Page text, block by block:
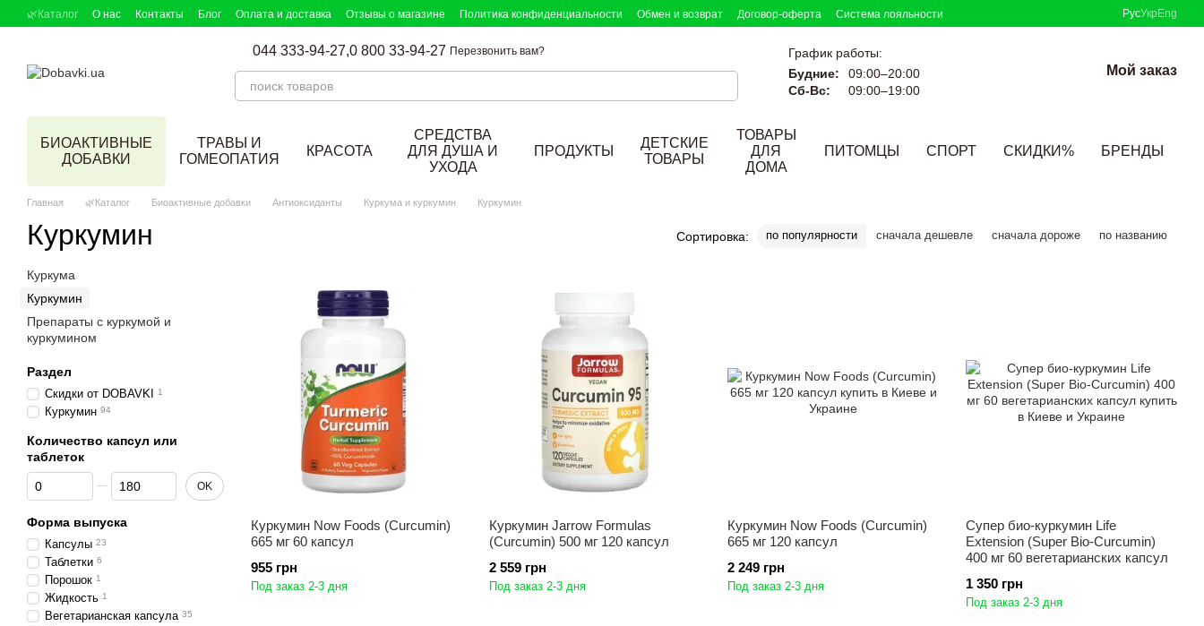
Перейти к основному контенту
🌿Каталог О нас Контакты Блог Оплата и доставка Отзывы о магазине Политика конфиденциальности Обмен и возврат Договор-оферта
Система лояльности
РусУкр Eng
044 333-94-27,0 800 33-94-27 Перезвонить вам?
График работы:
Будние:
09:00–20:00
Сб-Вс:
09:00–19:00
Мой заказ
БИОАКТИВНЫЕ
ДОБАВКИ
ТРАВЫ И
ГОМЕОПАТИЯ
КРАСОТА
СРЕДСТВА
ДЛЯ ДУША И
УХОДА
ПРОДУКТЫ
ДЕТСКИЕ
ТОВАРЫ
ТОВАРЫ
ДЛЯ
ДОМА
ПИТОМЦЫ СПОРТ СКИДКИ% БРЕНДЫ
Главная 🌿Каталог Биоактивные добавки Антиоксиданты Куркума и куркумин Куркумин
Куркумин Сортировка: по популярности сначала дешевле сначала дороже по названию
Куркумин Now Foods (Curcumin)
665 мг 60 капсул
955 грн
Под заказ 2-3 дня
Куркумин Jarrow Formulas
(Curcumin) 500 мг 120 капсул
2 559 грн
Под заказ 2-3 дня
Куркумин Now Foods (Curcumin)
665 мг 120 капсул
2 249 грн
Под заказ 2-3 дня
Супер био-куркумин Life
Extension (Super Bio-Curcumin)
400 мг 60 вегетарианских капсул
1 350 грн
Под заказ 2-3 дня
Куркума
Куркумин
Препараты с куркумой и
куркумином
Раздел
Скидки от DOBAVKI 1
Куркумин 94
Количество капсул или
таблеток
От Количество капсул или таблеток
До Количество капсул или таблеток
OK
Форма выпуска
Капсулы 23
Таблетки 6
Порошок 1
Жидкость 1
Вегетарианская капсула 35